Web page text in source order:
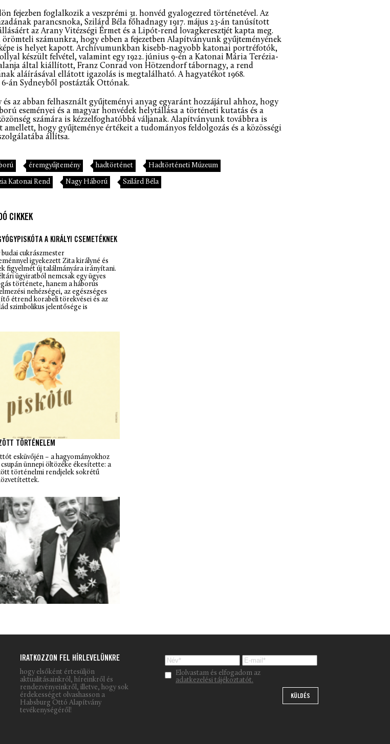
fejezben foglalkozik a veszprémi 31. honvéd gyalogezred történetével. Az
parancsnoka, Szilárd Béla főhadnagy 1917. május 23-án tanúsított
az Arany Vitézségi Érmet és a Lipót-rend lovagkeresztjét kapta meg.
örömteli számunkra, hogy ebben a fejezetben Alapítványunk gyűjteményének
is helyet kapott. Archívumunkban kisebb-nagyobb katonai portréfotók,
készült felvétel, valamint egy 1922. június 9-én a Katonai Mária Terézia-
által kiállított, Franz Conrad von Hötzendorf tábornagy, a rend
aláírásával ellátott igazolás is megtalálható. A hagyatékot 1968.
án Sydneyből postázták Ottónak.
és az abban felhasznált gyűjteményi anyag egyaránt hozzájárul ahhoz, hogy
eseményei és a magyar honvédek helytállása a történeti kutatás és a
számára is kézzelfoghatóbbá váljanak. Alapítványunk továbbra is
amellett, hogy gyűjteménye értékeit a tudományos feldolgozás és a közösségi
állítsa.
éremgyűjtemény hadtörténet Hadtörténeti Múzeum
Katonai Rend Nagy Háború Szilárd Béla
CIKKEK
A KIRÁLYI CSEMETÉKNEK
budai cukrászmester
igyekezett Zita királyné és
figyelmét új találmányára irányítani.
ügyiratból nemcsak egy ügyes
története, hanem a háborús
nehézségei, az egészséges
étrend korabeli törekvései és az
szimbolikus jelentősége is
TÖRTÉNELEM
esküvőjén – a hagyományokhoz
ünnepi öltözéke ékesítette: a
történelmi rendjelek sokrétű
IRATKOZZON FEL HÍRLEVELÜNKRE
hogy elsőként értesüljön
aktualitásainkról, híreinkről és
rendezvényeinkről, illetve, hogy sok
érdekességet olvashasson a
Habsburg Ottó Alapítvány
tevékenységéről!
Please leave this field empty.
Elolvastam és elfogadom az
adatkezelési tájékoztatót.